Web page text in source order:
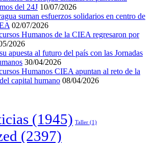
del 24J 10/07/2026
suman esfuerzos solidarios en centro de
02/07/2026
Humanos de la CIEA regresaron por
2026
apuesta al futuro del país con las Jornadas
30/04/2026
Humanos CIEA apuntan al reto de la
capital humano 08/04/2026
(1945) Taller (1)
(2397)